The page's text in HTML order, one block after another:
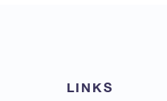
LINKS